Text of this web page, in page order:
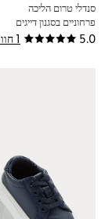
5.0 1 חוות דעת
סנדלי טרום הליכה
פרחוניים בסגנון דייגים
לתינוקות (0-‏18 חודשים)